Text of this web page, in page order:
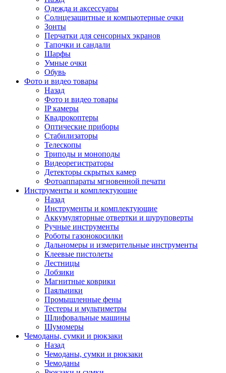
Одежда и аксессуары
Солнцезащитные и компьютерные очки
Зонты
Перчатки для сенсорных экранов
Тапочки и сандали
Шарфы
Умные очки
Обувь
Фото и видео товары
Назад
Фото и видео товары
IP камеры
Квадрокоптеры
Оптические приборы
Стабилизаторы
Телескопы
Триподы и моноподы
Видеорегистраторы
Детекторы скрытых камер
Фотоаппараты мгновенной печати
Инструменты и комплектующие
Назад
Инструменты и комплектующие
Аккумуляторные отвертки и шуруповерты
Ручные инструменты
Роботы газонокосилки
Дальномеры и измерительные инструменты
Клеевые пистолеты
Лестницы
Лобзики
Магнитные коврики
Паяльники
Промышленные фены
Тестеры и мультиметры
Шлифовальные машины
Шумомеры
Чемоданы, сумки и рюкзаки
Назад
Чемоданы, сумки и рюкзаки
Чемоданы